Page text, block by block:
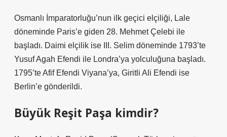
Osmanlı İmparatorluğu’nun ilk geçici elçiliği, Lale
döneminde Paris’e giden 28. Mehmet Çelebi ile
başladı. Daimi elçilik ise III. Selim döneminde 1793’te
Yusuf Agah Efendi ile Londra’ya yolculuğuna başladı.
1795’te Afif Efendi Viyana’ya, Giritli Ali Efendi ise
Berlin’e gönderildi.
Büyük Reşit Paşa kimdir?